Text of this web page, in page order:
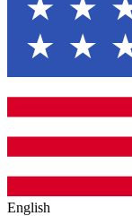
English